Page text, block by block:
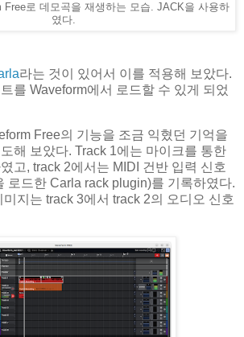
Free로 데모곡을 재생하는 모습. JACK을 사용하
였다.
라는 것이 있어서 이를 적용해 보았다.
를 Waveform에서 로드할 수 있게 되었
Free의 기능을 조금 익혔던 기억을
해 보았다. Track 1에는 마이크를 통한
고, track 2에서는 MIDI 건반 입력 신호
로드한 Carla rack plugin)를 기록하였다.
지는 track 3에서 track 2의 오디오 신호